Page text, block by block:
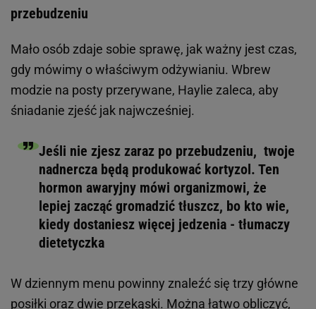
przebudzeniu
Mało osób zdaje sobie sprawę, jak ważny jest czas,
gdy mówimy o właściwym odżywianiu. Wbrew
modzie na posty przerywane, Haylie zaleca, aby
śniadanie zjeść jak najwcześniej.
Jeśli nie zjesz zaraz po przebudzeniu, twoje
nadnercza będą produkować kortyzol. Ten
hormon awaryjny mówi organizmowi, że
lepiej zacząć gromadzić tłuszcz, bo kto wie,
kiedy dostaniesz więcej jedzenia - tłumaczy
dietetyczka
W dziennym menu powinny znaleźć się trzy główne
posiłki oraz dwie przekąski. Można łatwo obliczyć,